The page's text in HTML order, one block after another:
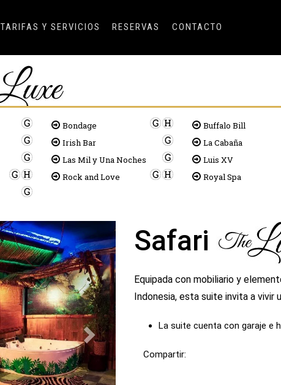
TARIFAS Y SERVICIOS RESERVAS CONTACTO
Bondage Buffalo Bill
Irish Bar La Cabaña
Las Mil y Una Noches Luis XV
Rock and Love Royal Spa
Next Safari
Equipada con mobiliario y
Indonesia, esta suite invita a vivir
La suite cuenta con garaje e
Compartir: